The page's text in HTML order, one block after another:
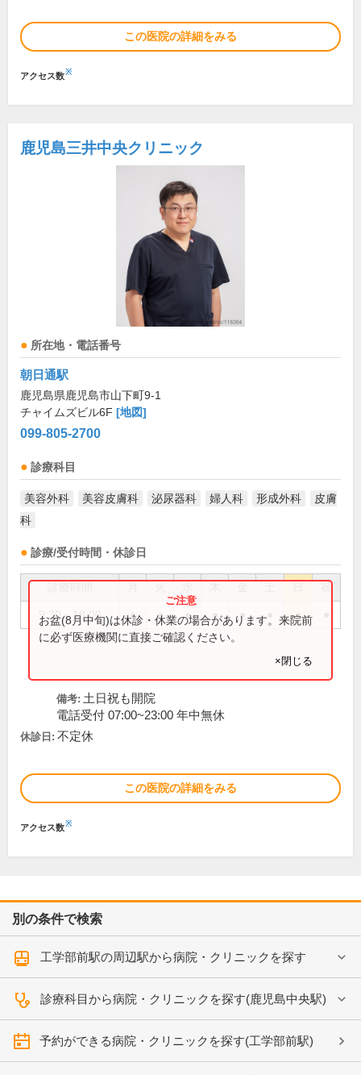
この医院の詳細をみる
アクセス数※
鹿児島三井中央クリニック
所在地・電話番号
朝日通駅
鹿児島県鹿児島市山下町9-1
チャイムズビル6F [地図]
099-805-2700
診療科目
美容外科 美容皮膚科 泌尿器科 婦人科 形成外科
皮膚
科
診療/受付時間・休診日
祝
9:30～18:00 ● ● ● ● ● ●
お盆(8月中旬)は休診・休業の場合があります。来院前
に必ず医療機関に直接ご確認ください。
×閉じる
備考: 土日祝も開院
電話受付 07:00~23:00 年中無休
休診日: 不定休
この医院の詳細をみる
アクセス数※
別の条件で検索
工学部前駅の周辺駅から病院・クリニックを探す
診療科目から病院・クリニックを探す(鹿児島中央駅)
予約ができる病院・クリニックを探す(工学部前駅)